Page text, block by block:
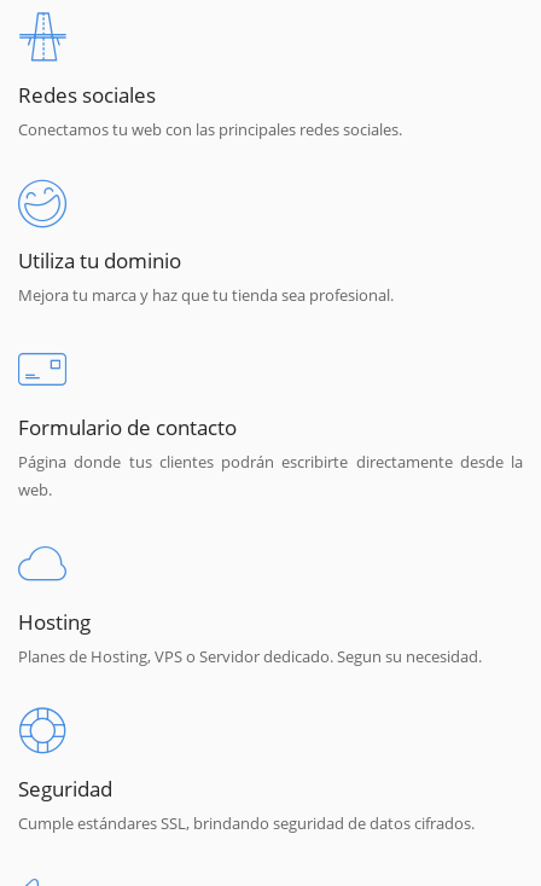
Redes sociales
Conectamos tu web con las principales redes sociales.
Utiliza tu dominio
Mejora tu marca y haz que tu tienda sea profesional.
Formulario de contacto
Página donde tus clientes podrán escribirte directamente desde la
web.
Hosting
Planes de Hosting, VPS o Servidor dedicado. Segun su necesidad.
Seguridad
Cumple estándares SSL, brindando seguridad de datos cifrados.